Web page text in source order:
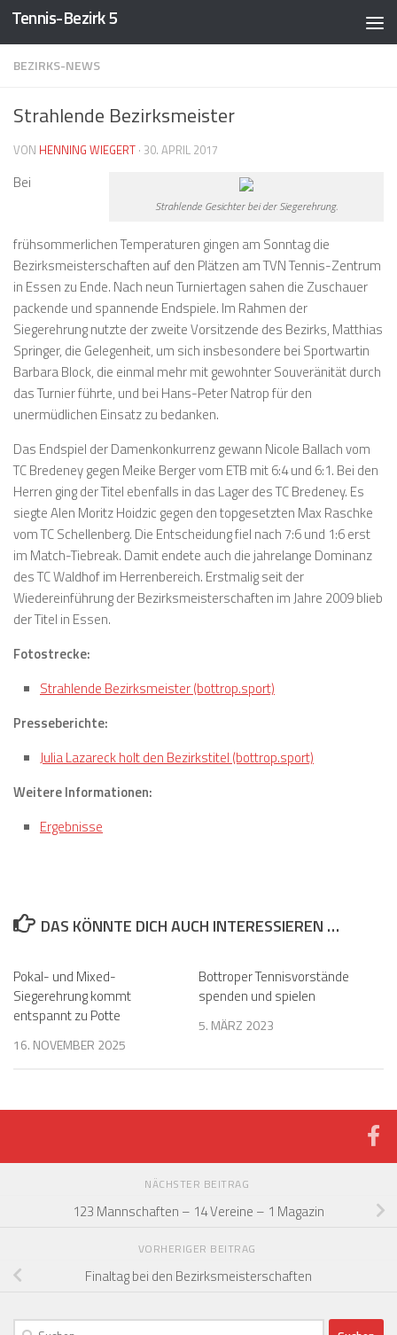
Zum Inhalt springen
Tennis-Bezirk 5
BEZIRKS-NEWS
Strahlende Bezirksmeister
VON HENNING WIEGERT · 30. APRIL 2017
Strahlende Gesichter bei der Siegerehrung.
Bei
frühsommerlichen Temperaturen gingen am Sonntag die
Bezirksmeisterschaften auf den Plätzen am TVN Tennis-Zentrum
in Essen zu Ende. Nach neun Turniertagen sahen die Zuschauer
packende und spannende Endspiele. Im Rahmen der
Siegerehrung nutzte der zweite Vorsitzende des Bezirks, Matthias
Springer, die Gelegenheit, um sich insbesondere bei Sportwartin
Barbara Block, die einmal mehr mit gewohnter Souveränität durch
das Turnier führte, und bei Hans-Peter Natrop für den
unermüdlichen Einsatz zu bedanken.
Das Endspiel der Damenkonkurrenz gewann Nicole Ballach vom
TC Bredeney gegen Meike Berger vom ETB mit 6:4 und 6:1. Bei den
Herren ging der Titel ebenfalls in das Lager des TC Bredeney. Es
siegte Alen Moritz Hoidzic gegen den topgesetzten Max Raschke
vom TC Schellenberg. Die Entscheidung fiel nach 7:6 und 1:6 erst
im Match-Tiebreak. Damit endete auch die jahrelange Dominanz
des TC Waldhof im Herrenbereich. Erstmalig seit der
Wiedereinführung der Bezirksmeisterschaften im Jahre 2009 blieb
der Titel in Essen.
Fotostrecke:
Strahlende Bezirksmeister (bottrop.sport)
Presseberichte:
Julia Lazareck holt den Bezirkstitel (bottrop.sport)
Weitere Informationen:
Ergebnisse
DAS KÖNNTE DICH AUCH INTERESSIEREN …
Pokal- und Mixed-
Siegerehrung kommt
entspannt zu Potte
16. NOVEMBER 2025
Bottroper Tennisvorstände
spenden und spielen
5. MÄRZ 2023
NÄCHSTER BEITRAG
123 Mannschaften – 14 Vereine – 1 Magazin
VORHERIGER BEITRAG
Finaltag bei den Bezirksmeisterschaften
Suchen